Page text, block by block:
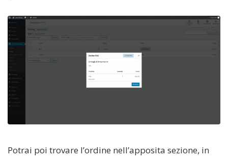
Potrai poi trovare l’ordine nell’apposita sezione, in